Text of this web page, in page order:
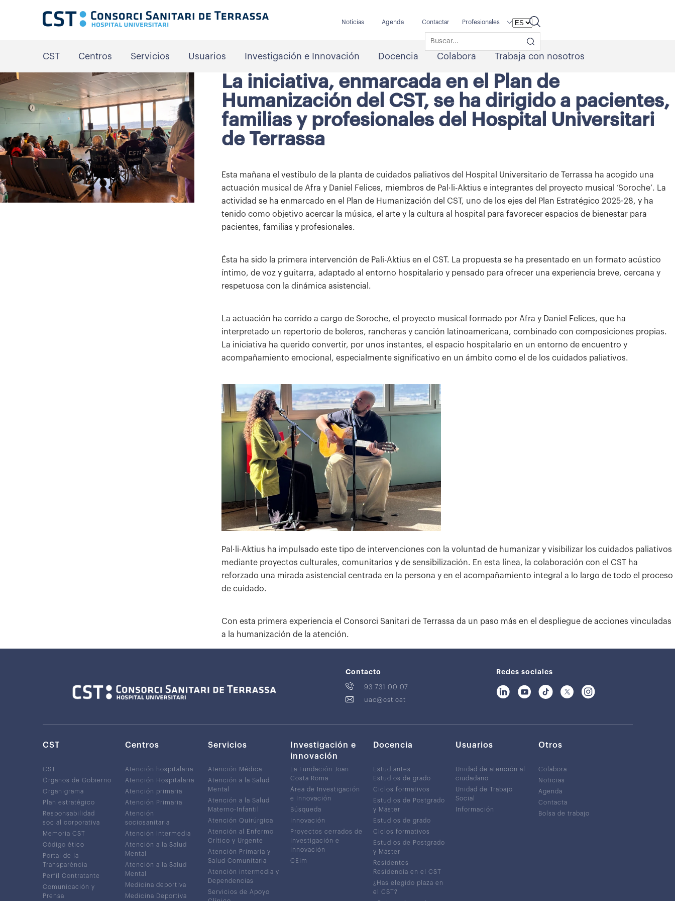
Notícias Agenda Contactar Profesionales
CST Centros Servicios Usuarios Investigación e Innovación Docencia Colabora Trabaja con nosotros
La iniciativa, enmarcada en el Plan de
Humanización del CST, se ha dirigido a pacientes,
familias y profesionales del Hospital Universitari
de Terrassa
Esta mañana el vestíbulo de la planta de cuidados paliativos del Hospital Universitario de Terrassa ha acogido una
actuación musical de Afra y Daniel Felices, miembros de Pal·li-Aktius e integrantes del proyecto musical ‘Soroche’. La
actividad se ha enmarcado en el Plan de Humanización del CST, uno de los ejes del Plan Estratégico 2025-28, y ha
tenido como objetivo acercar la música, el arte y la cultura al hospital para favorecer espacios de bienestar para
pacientes, familias y profesionales.
Ésta ha sido la primera intervención de Pali-Aktius en el CST. La propuesta se ha presentado en un formato acústico
íntimo, de voz y guitarra, adaptado al entorno hospitalario y pensado para ofrecer una experiencia breve, cercana y
respetuosa con la dinámica asistencial.
La actuación ha corrido a cargo de Soroche, el proyecto musical formado por Afra y Daniel Felices, que ha
interpretado un repertorio de boleros, rancheras y canción latinoamericana, combinado con composiciones propias.
La iniciativa ha querido convertir, por unos instantes, el espacio hospitalario en un entorno de encuentro y
acompañamiento emocional, especialmente significativo en un ámbito como el de los cuidados paliativos.
Pal·li-Aktius ha impulsado este tipo de intervenciones con la voluntad de humanizar y visibilizar los cuidados paliativos
mediante proyectos culturales, comunitarios y de sensibilización. En esta línea, la colaboración con el CST ha
reforzado una mirada asistencial centrada en la persona y en el acompañamiento integral a lo largo de todo el proceso
de cuidado.
Con esta primera experiencia el Consorci Sanitari de Terrassa da un paso más en el despliegue de acciones vinculadas
a la humanización de la atención.
Contacto
93 731 00 07
uac@cst.cat
Redes sociales
CST
CST
Órganos de Gobierno
Organigrama
Plan estratégico
Responsabilidad
social corporativa
Memoria CST
Código ético
Portal de la
Transparència
Perfil Contratante
Comunicación y
Prensa
Centros
Atención hospitalaria
Atención Hospitalaria
Atención primaria
Atención Primaria
Atención
sociosanitaria
Atención Intermedia
Atención a la Salud
Mental
Atención a la Salud
Mental
Medicina deportiva
Medicina Deportiva
Servicios
Atención Médica
Atención a la Salud
Mental
Atención a la Salud
Materno-Infantil
Atención Quirúrgica
Atención al Enfermo
Crítico y Urgente
Atención Primaria y
Salud Comunitaria
Atención intermedia y
Dependencias
Servicios de Apoyo
Investigación e
innovación
La Fundación Joan
Costa Roma
Área de Investigación
e Innovación
Búsqueda
Innovación
Proyectos cerrados de
Investigación e
Innovación
CEIm
Docencia
Estudiantes
Estudios de grado
Ciclos formativos
Estudios de Postgrado
y Máster
Estudios de grado
Ciclos formativos
Estudios de Postgrado
y Máster
Residentes
Residencia en el CST
¿Has elegido plaza en
el CST?
Usuarios
Unidad de atención al
ciudadano
Unidad de Trabajo
Social
Información
Otros
Colabora
Noticias
Agenda
Contacta
Bolsa de trabajo